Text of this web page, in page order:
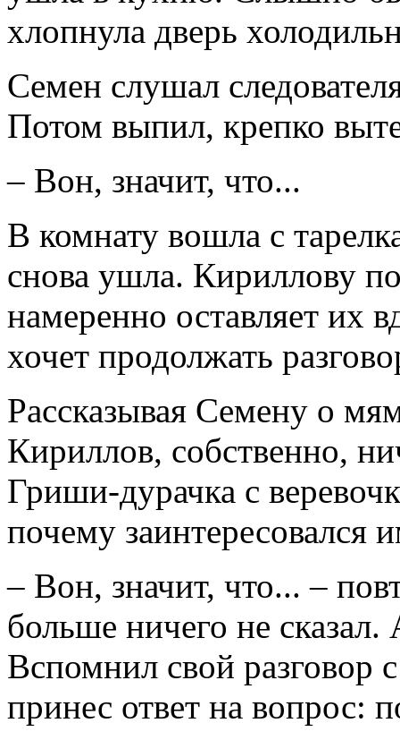
хлопнула дверь
Семен слушал
Потом выпил, крепко
– Вон, значит, что...
В комнату вошла с
снова ушла. Кириллову
намеренно оставляет их
хочет продолжать
Рассказывая Семену о
Кириллов, собственно,
Гриши-дурачка с
почему
– Вон, значит, что... –
больше ничего не
Вспомнил свой
принес ответ на вопрос: